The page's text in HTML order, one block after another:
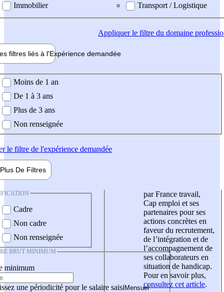
Immobilier
Transport / Logistique
Appliquerle filtre du domaine
filtres liés à l'Expérience demandée
demandée
Moins de 1 an
De 1 à 3 ans
Plus de 3 ans
Non renseignée
le filtre de l'expérience demandée
Plus De Filtres
Cadre
Non cadre
Non renseignée
BRUT MINIMUM
minimum
une périodicité pour le salaire saisi
par France travail,
Cap emploi et ses
partenaires pour ses
actions concrètes en
faveur du recrutement,
de l’intégration et de
l’accompagnement de
ses collaborateurs en
situation de handicap.
Pour en savoir plus,
consultez cet article.